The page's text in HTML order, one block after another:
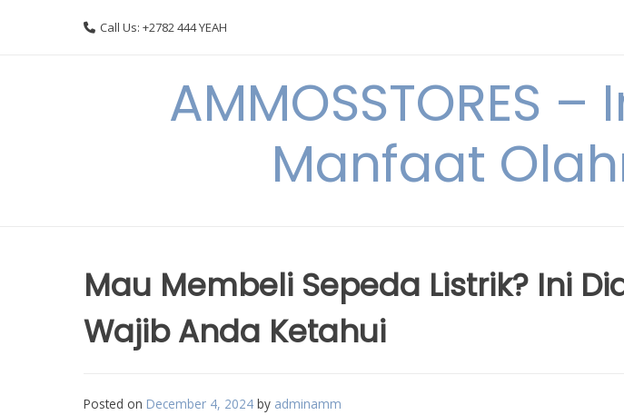
Call Us: +2782 444 YEAH
AMMOSSTORES
Manfaat
Mau Membeli Sepeda Listrik? Ini
Wajib Anda Ketahui
Posted on December 4, 2024 by adminamm